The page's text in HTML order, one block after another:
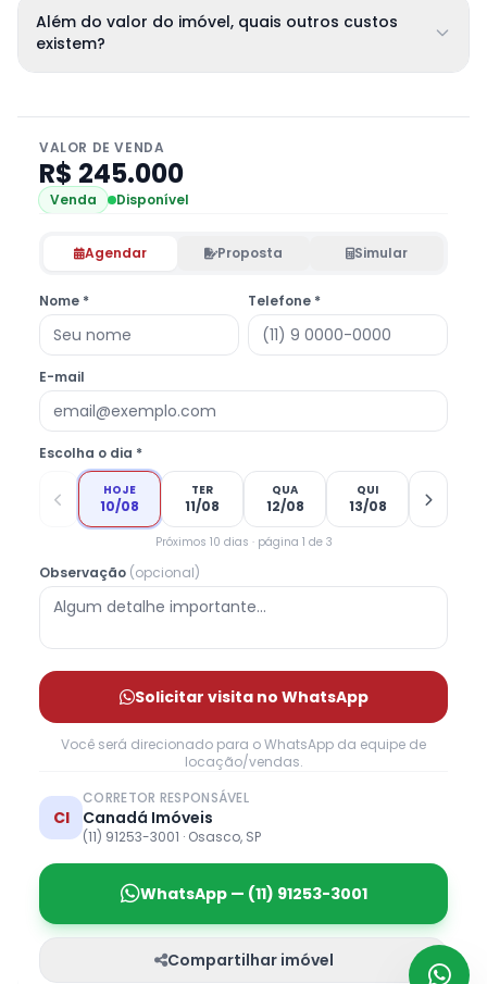
Além do valor do imóvel, quais outros custos
existem?
VALOR DE VENDA
R$ 245.000
Venda Disponível
Agendar Proposta Simular
Nome * Telefone *
E-mail
Escolha o dia *
HOJE
10/08
TER
11/08
QUA
12/08
QUI
13/08
Próximos 10 dias · página 1 de 3
Observação (opcional)
Solicitar visita no WhatsApp
Você será direcionado para o WhatsApp da equipe de
locação/vendas.
CI
CORRETOR RESPONSÁVEL
Canadá Imóveis
(11) 91253-3001 · Osasco, SP
WhatsApp — (11) 91253-3001
Compartilhar imóvel